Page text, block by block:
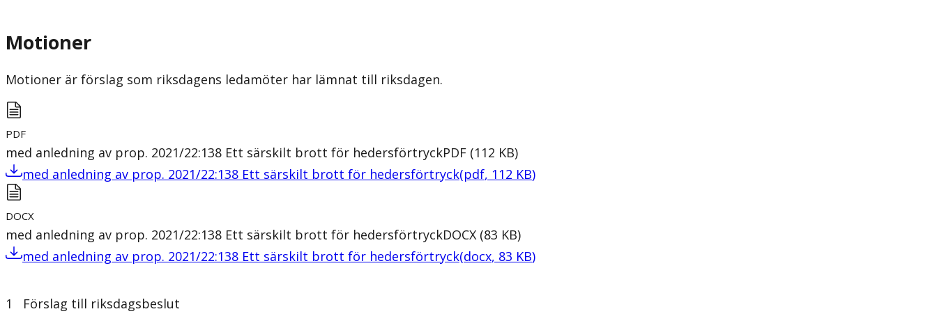
Motioner
Motioner är förslag som riksdagens ledamöter har lämnat till riksdagen.
PDF
med anledning av prop. 2021/22:138 Ett särskilt brott för hedersförtryckPDF (112 KB)
med anledning av prop. 2021/22:138 Ett särskilt brott för hedersförtryck(pdf, 112 KB)
DOCX
med anledning av prop. 2021/22:138 Ett särskilt brott för hedersförtryckDOCX (83 KB)
med anledning av prop. 2021/22:138 Ett särskilt brott för hedersförtryck(docx, 83 KB)
1 Förslag till riksdagsbeslut